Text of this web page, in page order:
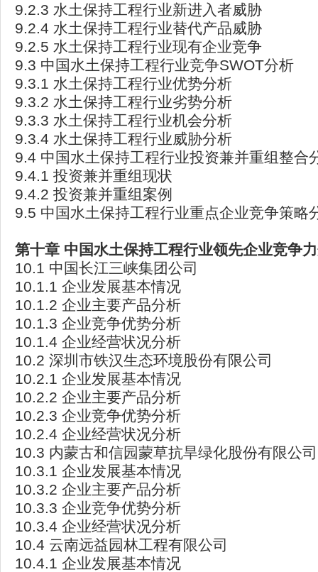
9.2.3 水土保持工程行业新进入者威胁
9.2.4 水土保持工程行业替代产品威胁
9.2.5 水土保持工程行业现有企业竞争
9.3 中国水土保持工程行业竞争SWOT分析
9.3.1 水土保持工程行业优势分析
9.3.2 水土保持工程行业劣势分析
9.3.3 水土保持工程行业机会分析
9.3.4 水土保持工程行业威胁分析
9.4 中国水土保持工程行业投资兼并重组整合
9.4.1 投资兼并重组现状
9.4.2 投资兼并重组案例
9.5 中国水土保持工程行业重点企业竞争策略
第十章 中国水土保持工程行业领先企业竞争
10.1 中国长江三峡集团公司
10.1.1 企业发展基本情况
10.1.2 企业主要产品分析
10.1.3 企业竞争优势分析
10.1.4 企业经营状况分析
10.2 深圳市铁汉生态环境股份有限公司
10.2.1 企业发展基本情况
10.2.2 企业主要产品分析
10.2.3 企业竞争优势分析
10.2.4 企业经营状况分析
10.3 内蒙古和信园蒙草抗旱绿化股份有限公司
10.3.1 企业发展基本情况
10.3.2 企业主要产品分析
10.3.3 企业竞争优势分析
10.3.4 企业经营状况分析
10.4 云南远益园林工程有限公司
10.4.1 企业发展基本情况